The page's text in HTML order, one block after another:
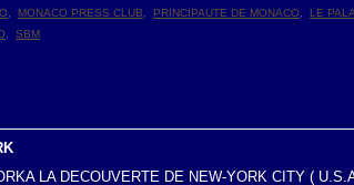
MONACO PRESS CLUB PRINCIPAUTE DE MONACO LE
SBM
A LA DECOUVERTE DE NEW-YORK CITY (